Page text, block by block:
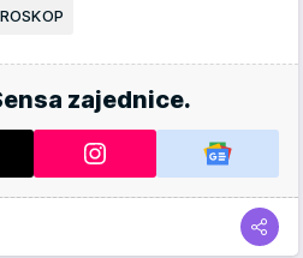
zajednice.